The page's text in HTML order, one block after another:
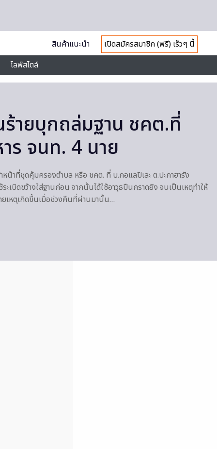
สินค้าแนะนำ
เปิดสมัครสมาชิก (ฟรี) เร็วๆ นี้
ไลฟ์สไตล์
ายบุกถล่มฐาน ชคต.ที่
ร จนท. 4 นาย
หน้าที่ชุดคุ้มครองตำบล หรือ ชคต. ที่ บ.กอแลปิเละ ต.ปะกาฮารัง
ะเบิดขว้างใส่ฐานก่อน จากนั้นได้ใช้อาวุธปืนกราดยิง จนเป็นเหตุทำให้
ยเหตุเกิดขึ้นเมื่อช่วงคืนที่ผ่านมานั้น…